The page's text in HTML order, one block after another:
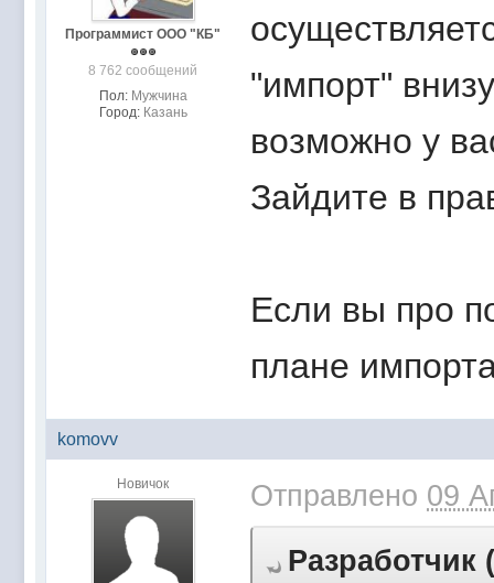
Программист ООО "КБ"
8 762 сообщений
Пол: Мужчина
Город: Казань
"импорт"
возможно у
Зайдите в
Если вы про
плане
komovv
Новичок Отправлено 09
Разработчик